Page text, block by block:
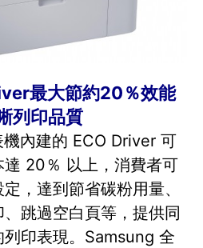
最大節約20％效能
列印品質
內建的 ECO Driver 可
20％ 以上，消費者可
，達到節省碳粉用量、
跳過空白頁等，提供同
印表現。Samsung 全